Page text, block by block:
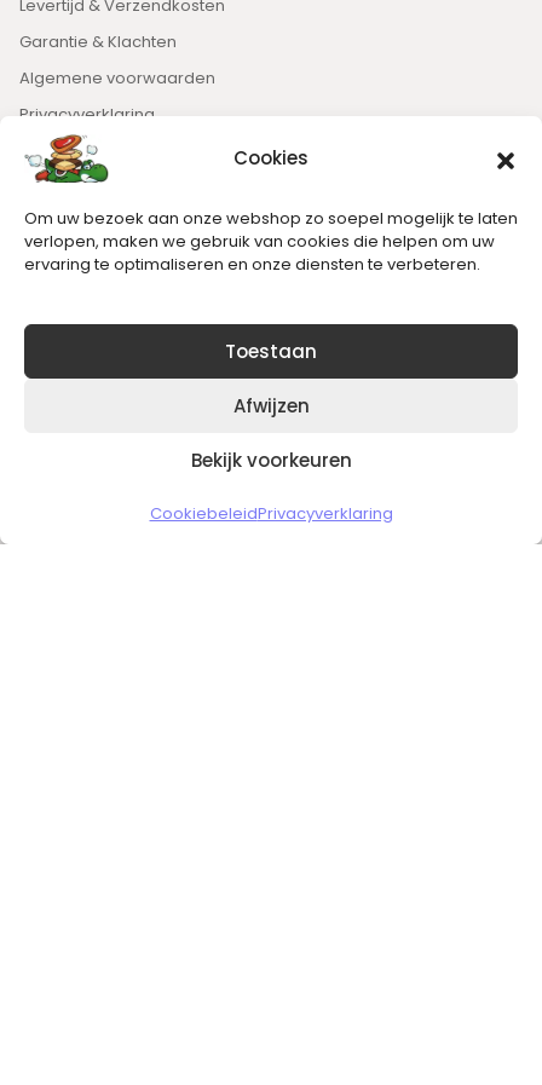
Cookies
Om uw bezoek aan onze webshop zo soepel mogelijk te laten
verlopen, maken we gebruik van cookies die helpen om uw
ervaring te optimaliseren en onze diensten te verbeteren.
Toestaan
Afwijzen
Bekijk voorkeuren
CookiebeleidPrivacyverklaring
Levertijd & Verzendkosten
Garantie & Klachten
Algemene voorwaarden
Privacyverklaring
Nieuwsbrief
Blijft op de hoogte van het laatste nieuws.